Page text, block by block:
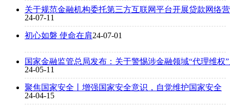
关于规范金融机构委托第三方互联网平台开展贷款网络
24-07-11
初心如磐 使命在肩24-07-01
国家金融监管总局发布：关于警惕涉金融领域“代理维权
24-05-11
聚焦国家安全丨增强国家安全意识，自觉维护国家安全
24-04-15